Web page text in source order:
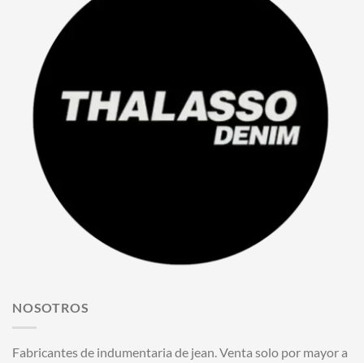
NOSOTROS
Fabricantes de indumentaria de jean. Venta solo por mayor a